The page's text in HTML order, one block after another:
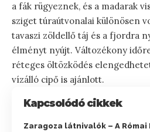
a fák rügyeznek, és a madarak
sziget túraútvonalai különösen
tavaszi zöldellő táj és a fjordra
élményt nyújt. Változékony
réteges öltözködés
vízálló cipő is ajánlott.
Kapcsolódó cikkek
Zaragoza látnivalók – A Római